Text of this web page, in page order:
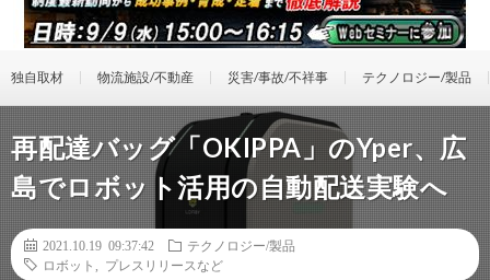
独自取材 物流施設/不動産 災害/事故/不祥事 テクノロジー/製品
再配達バッグ「OKIPPA」のYper、広
島でロボット活用の自動配送実験へ
2021.10.19 09:37:42
テクノロジー/製品
ロボット
プレスリリースなど